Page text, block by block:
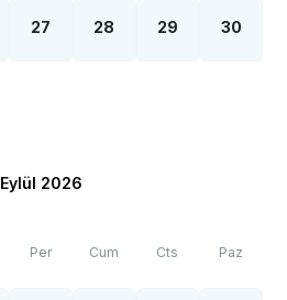
27 28 29 30
Eylül 2026
Per Cum Cts Paz